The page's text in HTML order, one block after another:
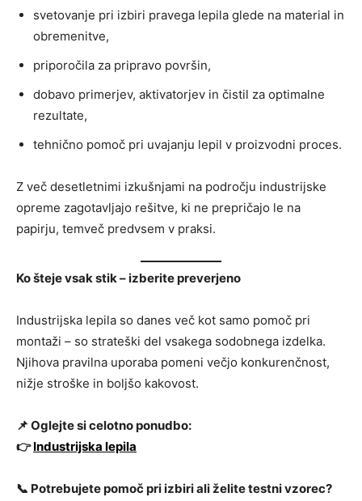
svetovanje pri izbiri pravega lepila glede na material in
obremenitve,
priporočila za pripravo površin,
dobavo primerjev, aktivatorjev in čistil za optimalne
rezultate,
tehnično pomoč pri uvajanju lepil v proizvodni proces.
Z več desetletnimi izkušnjami na področju industrijske
opreme zagotavljajo rešitve, ki ne prepričajo le na
papirju, temveč predvsem v praksi.
Ko šteje vsak stik – izberite preverjeno
Industrijska lepila so danes več kot samo pomoč pri
montaži – so strateški del vsakega sodobnega izdelka.
Njihova pravilna uporaba pomeni večjo konkurenčnost,
nižje stroške in boljšo kakovost.
📌 Oglejte si celotno ponudbo:
👉 Industrijska lepila
📞 Potrebujete pomoč pri izbiri ali želite testni vzorec?